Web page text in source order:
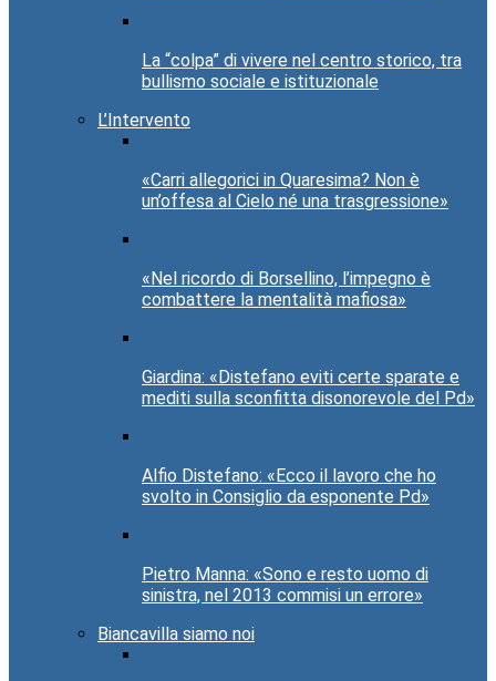
La “colpa” di vivere nel centro storico, tra
bullismo sociale e istituzionale
L’Intervento
«Carri allegorici in Quaresima? Non è
un’offesa al Cielo né una trasgressione»
«Nel ricordo di Borsellino, l’impegno è
combattere la mentalità mafiosa»
Giardina: «Distefano eviti certe sparate e
mediti sulla sconfitta disonorevole del Pd»
Alfio Distefano: «Ecco il lavoro che ho
svolto in Consiglio da esponente Pd»
Pietro Manna: «Sono e resto uomo di
sinistra, nel 2013 commisi un errore»
Biancavilla siamo noi